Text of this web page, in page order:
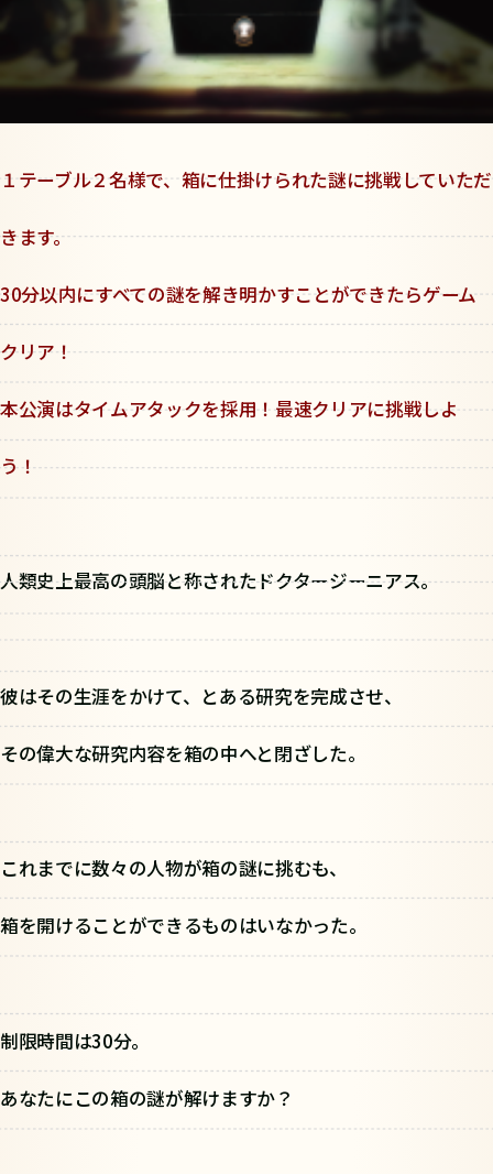
１テーブル２名様で、箱に仕掛けられた謎に挑戦していただ
きます。
30分以内にすべての謎を解き明かすことができたらゲーム
クリア！
本公演はタイムアタックを採用！最速クリアに挑戦しよ
う！
人類史上最高の頭脳と称されたドクタージーニアス。
彼はその生涯をかけて、とある研究を完成させ、
その偉大な研究内容を箱の中へと閉ざした。
これまでに数々の人物が箱の謎に挑むも、
箱を開けることができるものはいなかった。
制限時間は30分。
あなたにこの箱の謎が解けますか？